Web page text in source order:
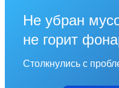
Не убран
не горит
Столкнулись с